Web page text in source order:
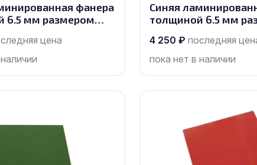
фанера
6.5 мм размером
цена
Синяя
толщиной 6.5 мм
4 250 ₽ последняя
пока нет в наличии